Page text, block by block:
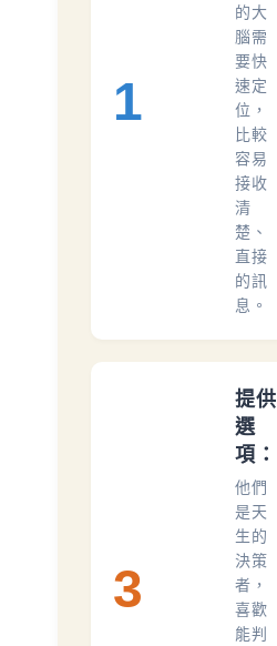
1
的大
腦需
要快
速定
位，
比較
容易
接收
清
楚、
直接
的訊
息。
3
提供
選
項：
他們
是天
生的
決策
者，
喜歡
能判